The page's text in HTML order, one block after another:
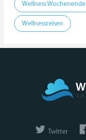
Wellness Wochenende
Wellnessreisen
Twitter